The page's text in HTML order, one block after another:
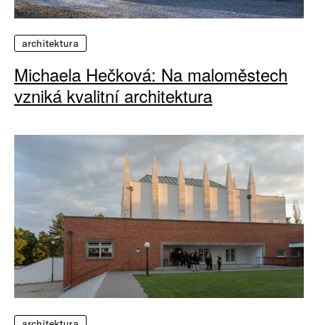
architektura
Michaela Hečková: Na maloměstech
vzniká kvalitní architektura